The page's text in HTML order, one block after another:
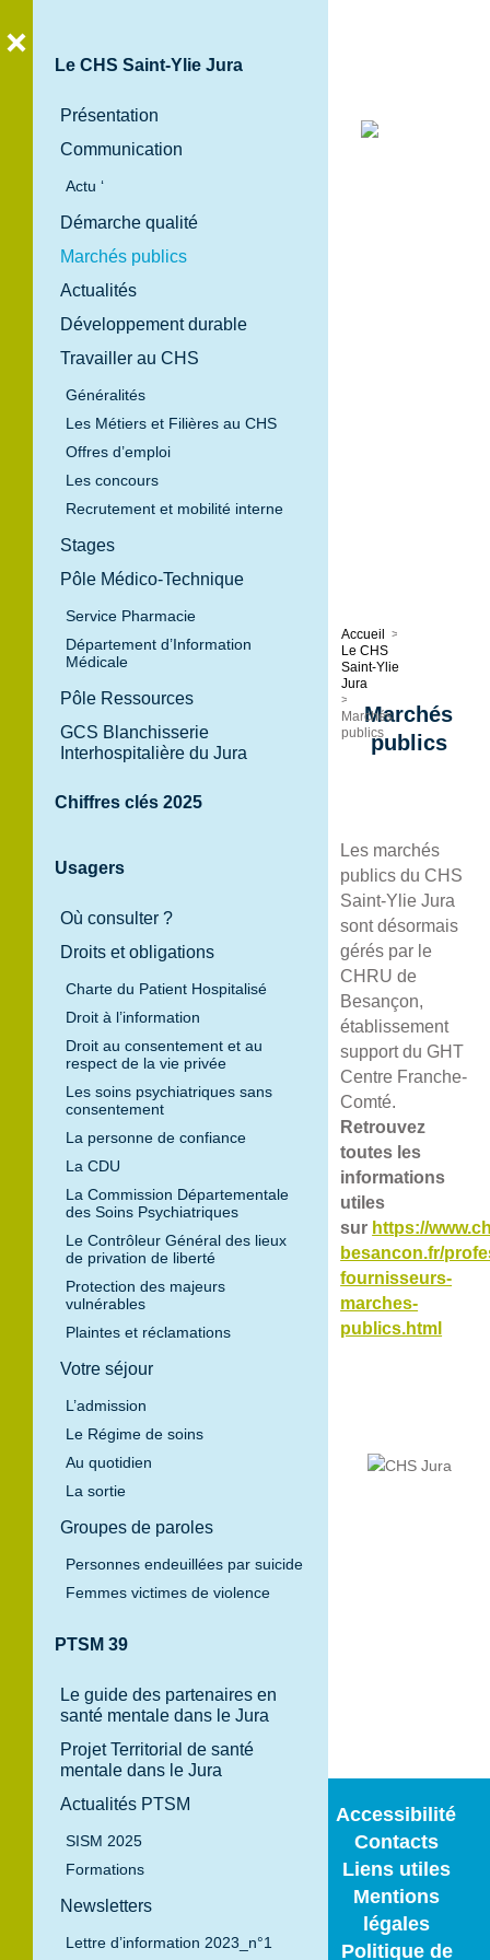
Le CHS Saint-Ylie Jura
Présentation
Communication
Actu ‘
Démarche qualité
Marchés publics
Actualités
Développement durable
Travailler au CHS
Généralités
Les Métiers et Filières au CHS
Offres d’emploi
Les concours
Recrutement et mobilité interne
Stages
Pôle Médico-Technique
Service Pharmacie
Département d’Information
Médicale
Pôle Ressources
GCS Blanchisserie
Interhospitalière du Jura
Chiffres clés 2025
Usagers
Où consulter ?
Droits et obligations
Charte du Patient Hospitalisé
Droit à l’information
Droit au consentement et au
respect de la vie privée
Les soins psychiatriques sans
consentement
La personne de confiance
La CDU
La Commission Départementale
des Soins Psychiatriques
Le Contrôleur Général des lieux
de privation de liberté
Protection des majeurs
vulnérables
Plaintes et réclamations
Votre séjour
L’admission
Le Régime de soins
Au quotidien
La sortie
Groupes de paroles
Personnes endeuillées par suicide
Femmes victimes de violence
PTSM 39
Le guide des partenaires en
santé mentale dans le Jura
Projet Territorial de santé
mentale dans le Jura
Actualités PTSM
SISM 2025
Formations
Newsletters
Lettre d’information 2023_n°1
Marchés
publics
Accueil
>
Le CHS
Saint-Ylie
Jura
>
Marchés
publics
Les marchés
publics du CHS
Saint-Ylie Jura
sont désormais
gérés par le
CHRU de
Besançon,
établissement
support du GHT
Centre Franche-
Comté.
Retrouvez
toutes les
informations
utiles
sur https://
besancon.fr/
fournisseurs-
marches-
publics.html
Accessibilité
Contacts
Liens utiles
Mentions
légales
Politique de